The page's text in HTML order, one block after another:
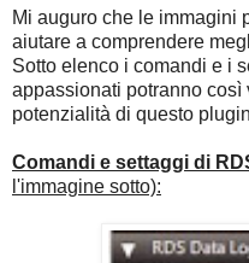
Mi auguro che le immagini
aiutare a comprendere
Sotto elenco i comandi e i
appassionati potranno
potenzialità di questo
Comandi e settaggi di
l'immagine sotto):